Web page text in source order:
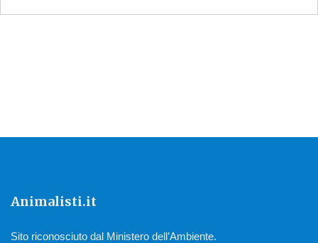
Animalisti.it
Sito riconosciuto dal Ministero dell’Ambiente.